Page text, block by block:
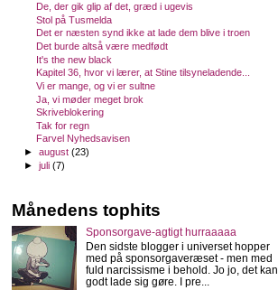
De, der gik glip af det, græd i ugevis
Stol på Tusmelda
Det er næsten synd ikke at lade dem blive i troen
Det burde altså være medfødt
It's the new black
Kapitel 36, hvor vi lærer, at Stine tilsyneladende...
Vi er mange, og vi er sultne
Ja, vi møder meget brok
Skriveblokering
Tak for regn
Farvel Nyhedsavisen
►august(23)
►juli(7)
Månedens tophits
Sponsorgave-agtigt hurraaaaa
Den sidste blogger i universet hopper
med på sponsorgaveræset - men med
fuld narcissisme i behold. Jo jo, det kan
godt lade sig gøre. I pre...